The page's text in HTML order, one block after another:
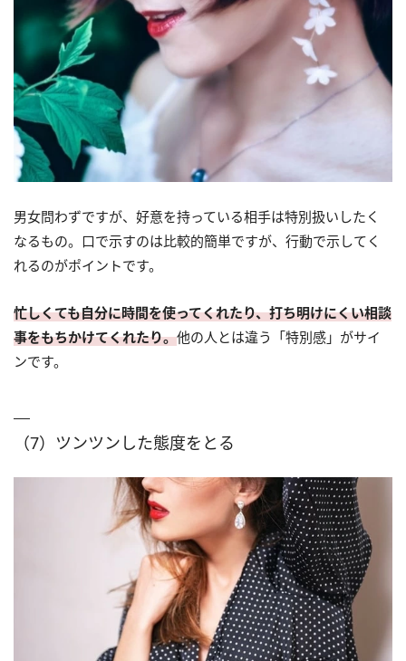
男女問わずですが、好意を持っている相手は特別扱いしたく
なるもの。口で示すのは比較的簡単ですが、行動で示してく
れるのがポイントです。
忙しくても自分に時間を使ってくれたり、打ち明けにくい相談
事をもちかけてくれたり。他の人とは違う「特別感」がサイ
ンです。
（7）ツンツンした態度をとる